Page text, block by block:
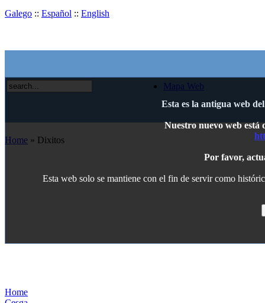
Esta es la antigua web
Nuestro nuevo web está
Por favor,
Esta web solo se mantiene con el fin de servir como
Galego :: Español :: English
Mapa Web
Home » Dixitos
Home